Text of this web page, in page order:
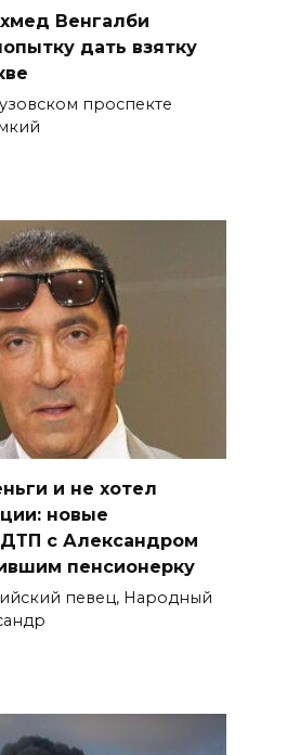
Венгалби
дать взятку
проспекте
и не хотел
новые
с Александром
пенсионерку
певец, Народный